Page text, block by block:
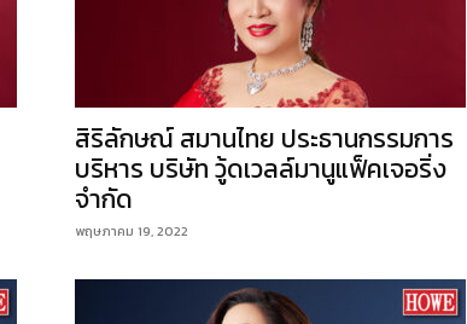
สิริลักษณ์ สมานไทย ประธานกรรมการ
บริหาร บริษัท วู้ดเวลล์มานูแฟ็คเจอริ่ง
จำกัด
พฤษภาคม 19, 2022